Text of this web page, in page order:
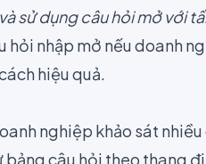
sử dụng câu hỏi mở với
hỏi nhập mở nếu doanh
hiệu quả.
nghiệp khảo sát
bảng câu hỏi theo thang